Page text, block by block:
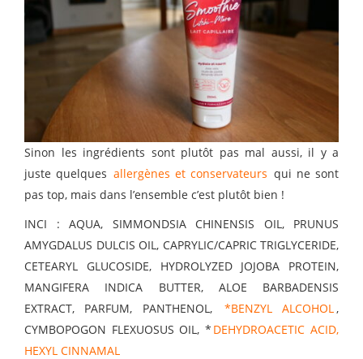
Sinon les ingrédients sont plutôt pas mal aussi, il y a
juste quelques allergènes et conservateurs qui ne sont
pas top, mais dans l’ensemble c’est plutôt bien !
INCI : AQUA, SIMMONDSIA CHINENSIS OIL, PRUNUS
AMYGDALUS DULCIS OIL, CAPRYLIC/CAPRIC TRIGLYCERIDE,
CETEARYL GLUCOSIDE, HYDROLYZED JOJOBA PROTEIN,
MANGIFERA INDICA BUTTER, ALOE BARBADENSIS
EXTRACT, PARFUM, PANTHENOL,
*BENZYL ALCOHOL ,
CYMBOPOGON FLEXUOSUS OIL, * DEHYDROACETIC ACID,
HEXYL CINNAMAL